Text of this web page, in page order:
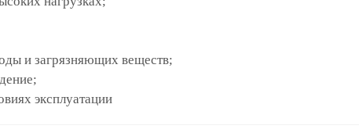
и загрязняющих веществ;
эксплуатации